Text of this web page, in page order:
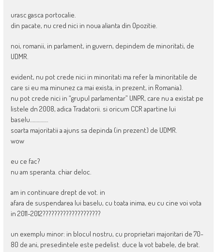
urasc gasca portocalie.
din pacate, nu cred nici in noua alianta din Opozitie.
noi, romanii, in parlament, in guvern, depindem de minoritati, de
UDMR.
evident, nu pot crede nici in minoritati ma refer la minoritatile de
care si eu ma minunez ca mai exista, in prezent, in Romania).
nu pot crede nici in “grupul parlamentar” UNPR, care nu a existat pe
listele dn 2008, adica Tradatorii. si oricum CCR apartine lui
baselu…………..
soarta majoritatii a ajuns sa depinda (in prezent) de UDMR.
wow
eu ce fac?
nu am speranta. chiar deloc.
am in continuare drept de vot. in
afara de suspendarea lui baselu, cu toata inima, eu cu cine voi vota
in 2011-2012????????????????????
un exemplu minor: in blocul nostru, cu proprietari majoritari de 70-
80 de ani, presedintele este pedelist. duce la vot babele, de brat.